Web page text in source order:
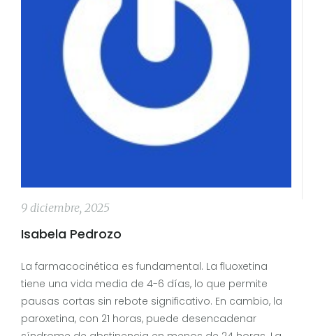
9 diciembre, 2025
Isabela Pedrozo
La farmacocinética es fundamental. La fluoxetina
tiene una vida media de 4-6 días, lo que permite
pausas cortas sin rebote significativo. En cambio, la
paroxetina, con 21 horas, puede desencadenar